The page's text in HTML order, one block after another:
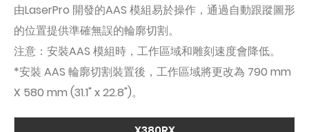
由LaserPro 開發的AAS 模組易於操作，通過自動跟蹤圖形
的位置提供準確無誤的輪廓切割。
注意：安裝AAS 模組時，工作區域和雕刻速度會降低。
*安裝 AAS 輪廓切割裝置後，工作區域將更改為 790 mm
X 580 mm (31.1" x 22.8")。